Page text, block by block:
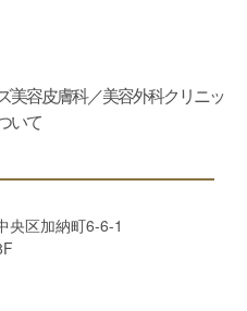
美容皮膚科／美容外科クリニッ
いて
央区加納町6-6-1